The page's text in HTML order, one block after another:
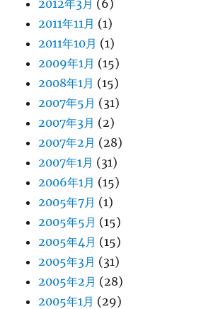
2012年3月 (6)
2011年11月 (1)
2011年10月 (1)
2009年1月 (15)
2008年1月 (15)
2007年5月 (31)
2007年3月 (2)
2007年2月 (28)
2007年1月 (31)
2006年1月 (15)
2005年7月 (1)
2005年5月 (15)
2005年4月 (15)
2005年3月 (31)
2005年2月 (28)
2005年1月 (29)